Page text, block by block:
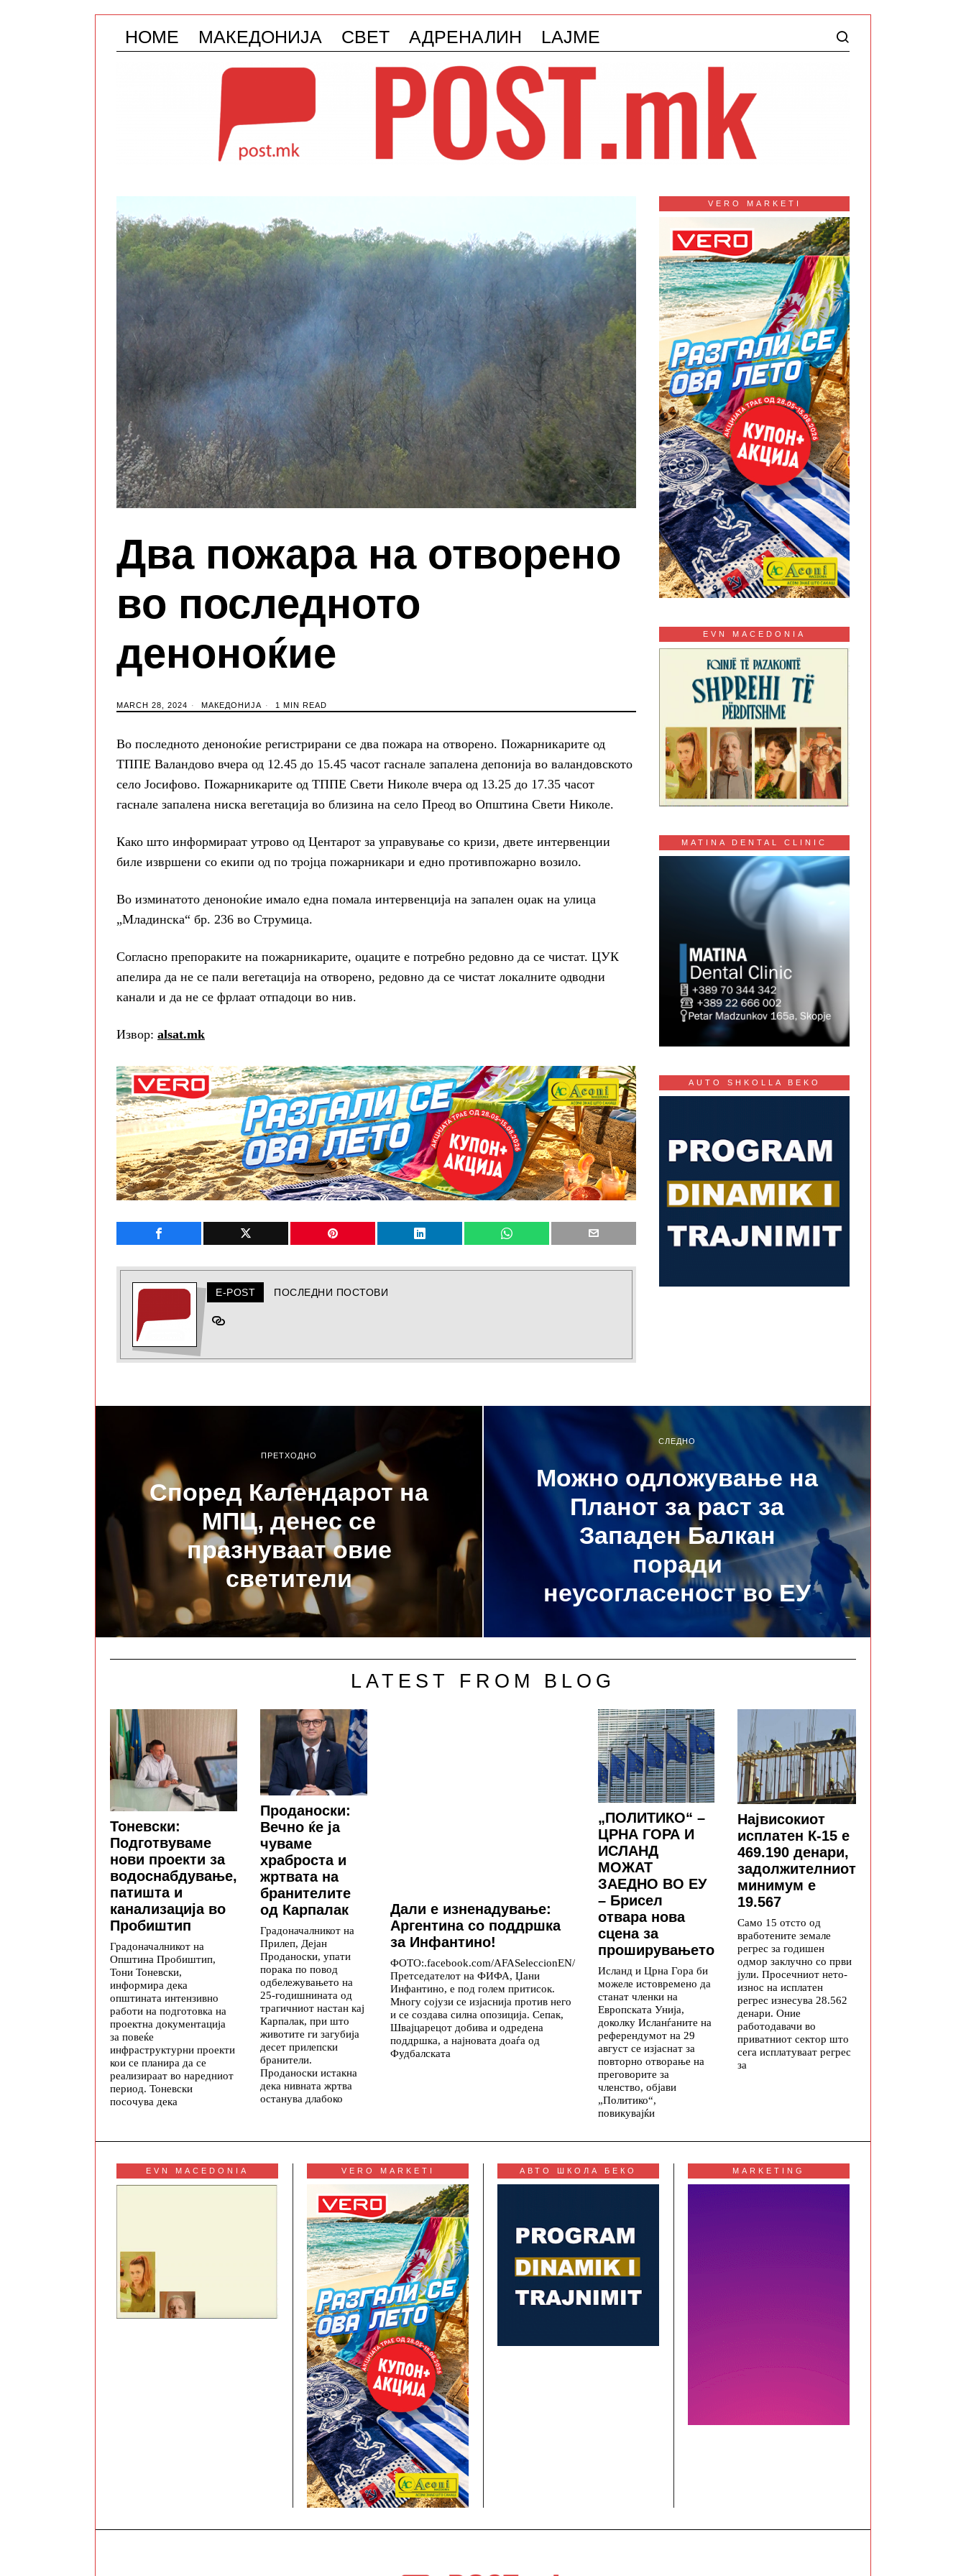
HOME МАКЕДОНИЈА СВЕТ АДРЕНАЛИН LAJME
Два пожара на отворено
во последното
деноноќие
MARCH 28, 2024 МАКЕДОНИЈА 1 MIN READ
Во последното деноноќие регистрирани се два пожара на отворено. Пожарникарите од
ТППЕ Валандово вчера од 12.45 до 15.45 часот гаснале запалена депонија во валандовското
село Јосифово. Пожарникарите од ТППЕ Свети Николе вчера од 13.25 до 17.35 часот
гаснале запалена ниска вегетација во близина на село Преод во Општина Свети Николе.
Како што информираат утрово од Центарот за управување со кризи, двете интервенции
биле извршени со екипи од по тројца пожарникари и едно противпожарно возило.
Во изминатото деноноќие имало една помала интервенција на запален оџак на улица
„Младинска“ бр. 236 во Струмица.
Согласно препораките на пожарникарите, оџаците е потребно редовно да се чистат. ЦУК
апелира да не се пали вегетација на отворено, редовно да се чистат локалните одводни
канали и да не се фрлаат отпадоци во нив.
Извор: alsat.mk
E-POST ПОСЛЕДНИ ПОСТОВИ
VERO MARKETI
EVN MACEDONIA
MATINA DENTAL CLINIC
AUTO SHKOLLA BEKO
ПРЕТХОДНО
Според Календарот на
МПЦ, денес се
празнуваат овие
светители
СЛЕДНО
Можно одложување на
Планот за раст за
Западен Балкан
поради
неусогласеност во ЕУ
LATEST FROM BLOG
Тоневски:
Подготвуваме
нови проекти за
водоснабдување,
патишта и
канализација во
Пробиштип
Градоначалникот на
Општина Пробиштип,
Тони Тоневски,
информира дека
општината интензивно
работи на подготовка на
проектна документација
за повеќе
инфраструктурни проекти
кои се планира да се
реализираат во наредниот
период. Тоневски
посочува дека
Проданоски:
Вечно ќе ја
чуваме
храброста и
жртвата на
бранителите
од Карпалак
Градоначалникот на
Прилеп, Дејан
Проданоски, упати
порака по повод
одбележувањето на
25-годишнината од
трагичниот настан кај
Карпалак, при што
животите ги загубија
десет прилепски
бранители.
Проданоски истакна
дека нивната жртва
останува длабоко
Дали е изненадување:
Аргентина со поддршка
за Инфантино!
ФОТО:.facebook.com/AFASeleccionEN/
Претседателот на ФИФА, Џани
Инфантино, е под голем притисок.
Многу сојузи се изјаснија против него
и се создава силна опозиција. Сепак,
Швајцарецот добива и одредена
поддршка, а најновата доаѓа од
Фудбалската
„ПОЛИТИКО“ –
ЦРНА ГОРА И
ИСЛАНД
МОЖАТ
ЗАЕДНО ВО ЕУ
– Брисел
отвара нова
сцена за
проширувањето
Исланд и Црна Гора би
можеле истовремено да
станат членки на
Европската Унија,
доколку Исланѓаните на
референдумот на 29
август се изјаснат за
повторно отворање на
преговорите за
членство, објави
„Политико“,
повикувајќи
Највисокиот
исплатен К-15 е
469.190 денари,
задолжителниот
минимум е
19.567
Само 15 отсто од
вработените земале
регрес за годишен
одмор заклучно со први
јули. Просечниот нето-
износ на исплатен
регрес изнесува 28.562
денари. Оние
работодавачи во
приватниот сектор што
сега исплатуваат регрес
за
EVN MACEDONIA VERO MARKETI АВТО ШКОЛА БЕКО MARKETING